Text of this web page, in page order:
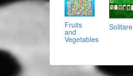
Fruits
and
Vegetables
Solitare